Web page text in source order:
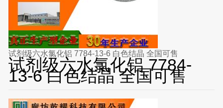
试剂级六水氯化铝 7784-13-6 白色结晶 全国可售
试剂级六水氯化铝 7784-
13-6 白色结晶 全国可售